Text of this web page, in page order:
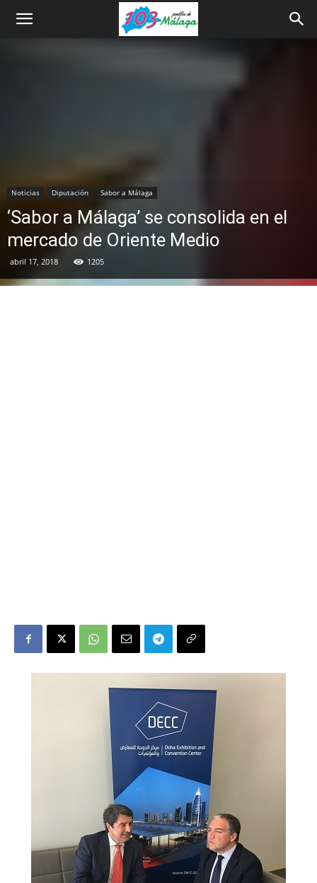
Noticias Diputación Sabor a Málaga
‘Sabor a Málaga’ se consolida en el
mercado de Oriente Medio
abril 17, 2018 1205